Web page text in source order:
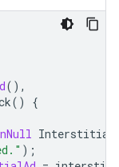
(),
()
{
);